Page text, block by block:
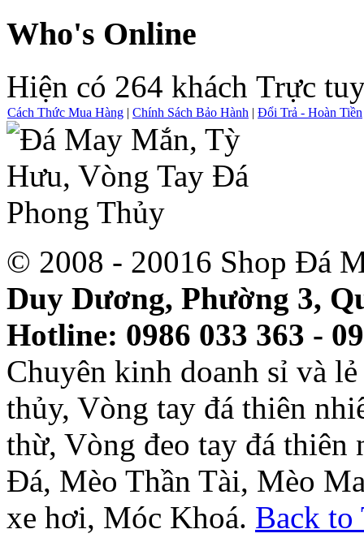
Who's Online
Hiện có 264 khách Trực
Cách Thức Mua Hàng | Chính Sách Bảo Hành | Đổi Trả - Hoàn Tiền
© 2008 - 20016 Shop Đá
Duy Dương, Phường 3,
Hotline: 0986 033 363 -
Chuyên kinh doanh sỉ và
thủy, Vòng tay đá thiên
thừ, Vòng đeo tay đá thiên
Đá, Mèo Thần Tài, Mèo
xe hơi, Móc Khoá. Back to